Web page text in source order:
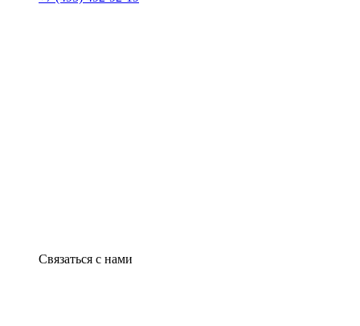
Связаться с нами